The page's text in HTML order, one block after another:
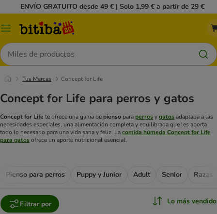
ENVÍO GRATUITO desde 49 € | Solo 1,99 € a partir de 29 €
Menú
Buscar
Tus Marcas Concept for Life
Concept for Life para perros y gatos
Concept for Life te ofrece una gama de pienso paraperrosygatosadaptada a las
necesidades especiales, una alimentación completa y equilibrada que les aporta
todo lo necesario para una vida sana y feliz. Lacomida húmeda Concept for Life
para gatosofrece un aporte nutricional esencial.
Pienso para perros Puppy y Junior Adult Senior Razas
Filtrar por Lo más vendido